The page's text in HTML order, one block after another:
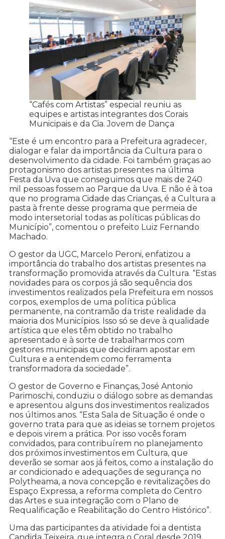
“Cafés com Artistas” especial reuniu as
equipes e artistas integrantes dos Corais
Municipais e da Cia. Jovem de Dança
“Este é um encontro para a Prefeitura agradecer,
dialogar e falar da importância da Cultura para o
desenvolvimento da cidade. Foi também graças ao
protagonismo dos artistas presentes na última
Festa da Uva que conseguimos que mais de 240
mil pessoas fossem ao Parque da Uva. E não é à toa
que no programa Cidade das Crianças, é a Cultura a
pasta à frente desse programa que permeia de
modo intersetorial todas as políticas públicas do
Município”, comentou o prefeito Luiz Fernando
Machado.
O gestor da UGC, Marcelo Peroni, enfatizou a
importância do trabalho dos artistas presentes na
transformação promovida através da Cultura. “Estas
novidades para os corpos já são sequência dos
investimentos realizados pela Prefeitura em nossos
corpos, exemplos de uma política pública
permanente, na contramão da triste realidade da
maioria dos Municípios. Isso só se deve à qualidade
artística que eles têm obtido no trabalho
apresentado e à sorte de trabalharmos com
gestores municipais que decidiram apostar em
Cultura e a entendem como ferramenta
transformadora da sociedade”.
O gestor de Governo e Finanças, José Antonio
Parimoschi, conduziu o diálogo sobre as demandas
e apresentou alguns dos investimentos realizados
nos últimos anos. “Esta Sala de Situação é onde o
governo trata para que as ideias se tornem projetos
e depois virem a prática. Por isso vocês foram
convidados, para contribuírem no planejamento
dos próximos investimentos em Cultura, que
deverão se somar aos já feitos, como a instalação do
ar condicionado e adequações de segurança no
Polytheama, a nova concepção e revitalizações do
Espaço Expressa, a reforma completa do Centro
das Artes e sua integração com o Plano de
Requalificação e Reabilitação do Centro Histórico”.
Uma das participantes da atividade foi a dentista